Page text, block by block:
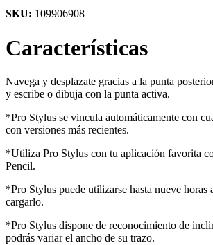
SKU: 109906908
Características
Navega y desplazate gracias a la punta
y escribe o dibuja con la punta activa.
*Pro Stylus se vincula automáticamente con
con versiones más recientes.
*Utiliza Pro Stylus con tu aplicación favorita
Pencil.
*Pro Stylus puede utilizarse hasta nueve horas
cargarlo.
*Pro Stylus dispone de reconocimiento de
podrás variar el ancho de su trazo.